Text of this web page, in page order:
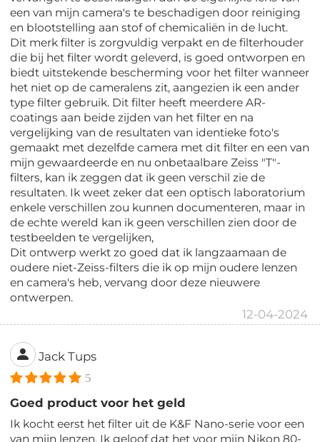
een van mijn camera's te beschadigen door reiniging
en blootstelling aan stof of chemicaliën in de lucht.
Dit merk filter is zorgvuldig verpakt en de filterhouder
die bij het filter wordt geleverd, is goed ontworpen en
biedt uitstekende bescherming voor het filter wanneer
het niet op de cameralens zit, aangezien ik een ander
type filter gebruik. Dit filter heeft meerdere AR-
coatings aan beide zijden van het filter en na
vergelijking van de resultaten van identieke foto's
gemaakt met dezelfde camera met dit filter en een van
mijn gewaardeerde en nu onbetaalbare Zeiss "T"-
filters, kan ik zeggen dat ik geen verschil zie de
resultaten. Ik weet zeker dat een optisch laboratorium
enkele verschillen zou kunnen documenteren, maar in
de echte wereld kan ik geen verschillen zien door de
testbeelden te vergelijken,
Dit ontwerp werkt zo goed dat ik langzaamaan de
oudere niet-Zeiss-filters die ik op mijn oudere lenzen
en camera's heb, vervang door deze nieuwere
ontwerpen.
12-04-2024
Jack Tups
5
Goed product voor het geld
Ik kocht eerst het filter uit de K&F Nano-serie voor een
van mijn lenzen. Ik geloof dat het voor mijn Nikon 80-